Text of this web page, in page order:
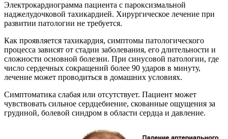
Электрокардиограмма пациента с пароксизмальной
наджелудочковой тахикардией. Хирургическое лечение при
развитии патологии не требуется.
Как проявляется тахикардия, симптомы патологического
процесса зависят от стадии заболевания, его длительности и
сложности основной болезни. При синусовой патологии, где
число сердечных сокращений более 90 ударов в минуту,
лечение может проводиться в домашних условиях.
Симптоматика слабая или отсутствует. Пациент может
чувствовать сильное сердцебиение, скованные ощущения за
грудиной, болевой синдром в области сердца и давление.